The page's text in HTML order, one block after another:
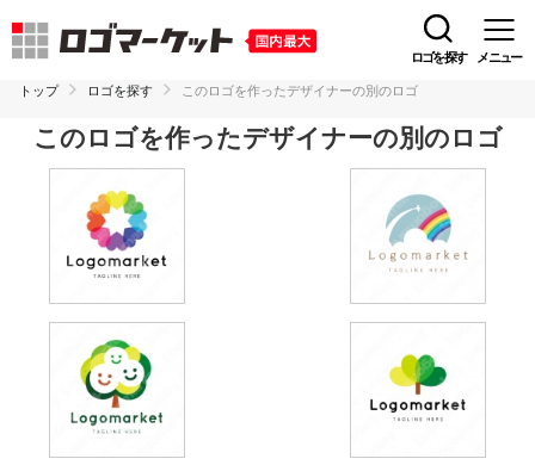
ロゴを探す メニュー
トップ ロゴを探す このロゴを作ったデザイナーの別のロゴ
このロゴを作ったデザイナーの別のロゴ